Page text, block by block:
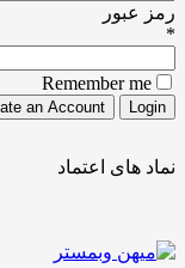
رمز عبور
*
Remember me
نماد های اعتماد